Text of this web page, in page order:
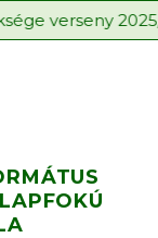
verseny 2025/